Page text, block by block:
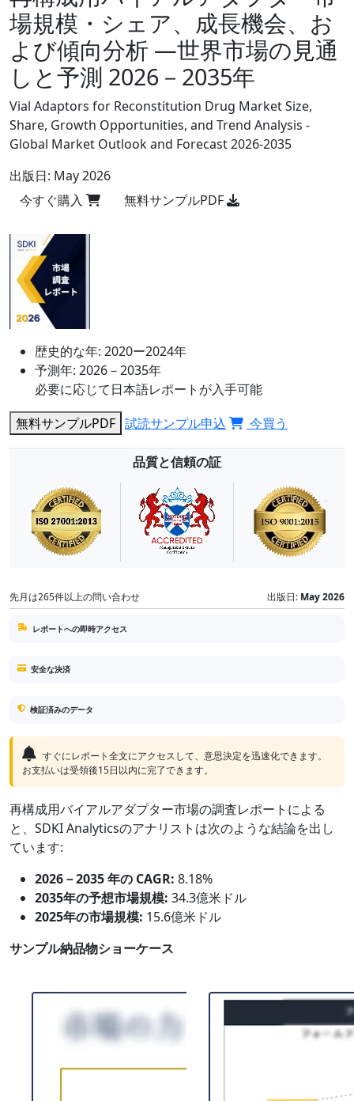
場規模・シェア、成長機会、お
よび傾向分析 ―世界市場の見通
しと予測 2026－2035年
Vial Adaptors for Reconstitution Drug Market Size,
Share, Growth Opportunities, and Trend Analysis -
Global Market Outlook and Forecast 2026-2035
出版日: May 2026
今すぐ購入
無料サンプルPDF
歴史的な年: 2020ー2024年
予測年: 2026－2035年
必要に応じて日本語レポートが入手可能
無料サンプルPDF 試読サンプル申込 今買う
品質と信頼の証
先月は265件以上の問い合わせ 出版日: May 2026
レポートへの即時アクセス
安全な決済
検証済みのデータ
すぐにレポート全文にアクセスして、意思決定を迅速化できます。
お支払いは受領後15日以内に完了できます。
再構成用バイアルアダプター市場の調査レポートによる
と、SDKI Analyticsのアナリストは次のような結論を出し
ています:
2026－2035 年の CAGR: 8.18%
2035年の予想市場規模: 34.3億米ドル
2025年の市場規模: 15.6億米ドル
サンプル納品物ショーケース